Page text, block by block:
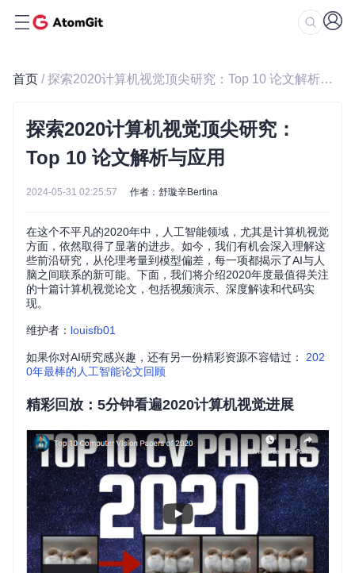
首页 / 探索2020计算机视觉顶尖研究：Top 10 论文解析与应用
探索2020计算机视觉顶尖研究：
Top 10 论文解析与应用
2024-05-31 02:25:57 作者：舒璇辛Bertina
在这个不平凡的2020年中，人工智能领域，尤其是计算机视觉
方面，依然取得了显著的进步。如今，我们有机会深入理解这
些前沿研究，从伦理考量到模型偏差，每一项都揭示了AI与人
脑之间联系的新可能。下面，我们将介绍2020年度最值得关注
的十篇计算机视觉论文，包括视频演示、深度解读和代码实
现。
维护者： louisfb01
如果你对AI研究感兴趣，还有另一份精彩资源不容错过： 202
0年最棒的人工智能论文回顾
精彩回放：5分钟看遍2020计算机视觉进展